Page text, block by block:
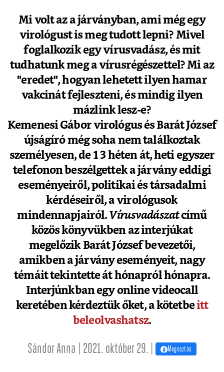
Mi volt az a járványban, ami még egy
virológust is meg tudott lepni? Mivel
foglalkozik egy vírusvadász, és mit
tudhatunk meg a vírusrégészettel? Mi az
"eredet", hogyan lehetett ilyen hamar
vakcinát fejleszteni, és mindig ilyen
mázlink lesz-e?
Kemenesi Gábor virológus és Barát József
újságíró még soha nem találkoztak
személyesen, de 13 héten át, heti egyszer
telefonon beszélgettek a járvány eddigi
eseményeiről, politikai és társadalmi
kérdéseiről, a virológusok
mindennapjairól.Vírusvadászatcímű
közös könyvükben az interjúkat
megelőzik Barát József bevezetői,
amikben a járvány eseményeit, nagy
témáit tekintette át hónapról hónapra.
Interjúnkban egy online videocall
keretében kérdeztük őket, a kötetbeitt
beleolvashatsz.
Sándor Anna | 2021. október 29. | Megosztás